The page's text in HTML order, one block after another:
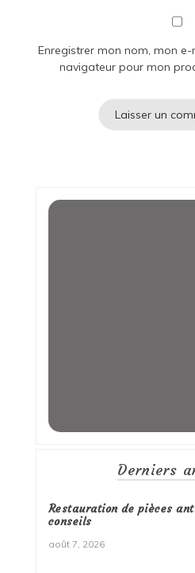
Enregistrer mon nom, mon
navigateur pour mon
Derniers
Restauration de pièces
conseils
août 7, 2026